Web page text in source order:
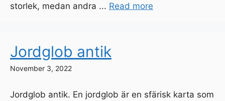
storlek, medan andra ... Read more
Jordglob antik
November 3, 2022
Jordglob antik. En jordglob är en sfärisk karta som